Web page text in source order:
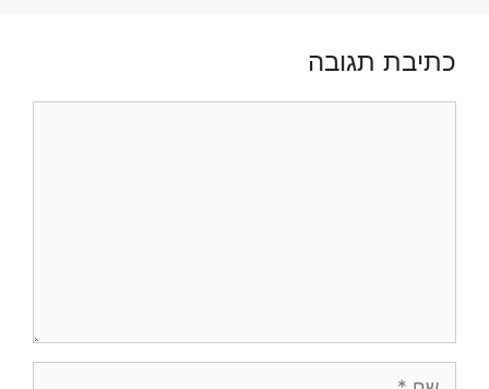
כתיבת תגובה